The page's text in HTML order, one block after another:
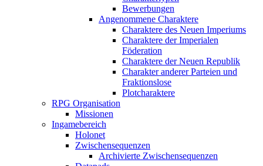
Bewerbungen
Angenommene Charaktere
Charaktere des Neuen Imperiums
Charaktere der Imperialen
Föderation
Charaktere der Neuen Republik
Charakter anderer Parteien und
Fraktionslose
Plotcharaktere
RPG Organisation
Missionen
Ingamebereich
Holonet
Zwischensequenzen
Archivierte Zwischensequenzen